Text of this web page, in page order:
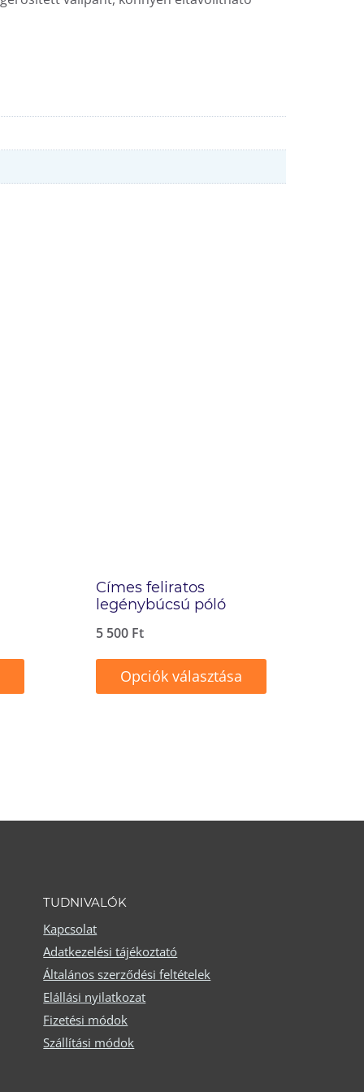
Címes feliratos
legénybúcsú póló
5 500 Ft
Opciók választása
termékoldalon
választhatók
ki
TUDNIVALÓK
Kapcsolat
Adatkezelési tájékoztató
Általános szerződési feltételek
Elállási nyilatkozat
Fizetési módok
Szállítási módok